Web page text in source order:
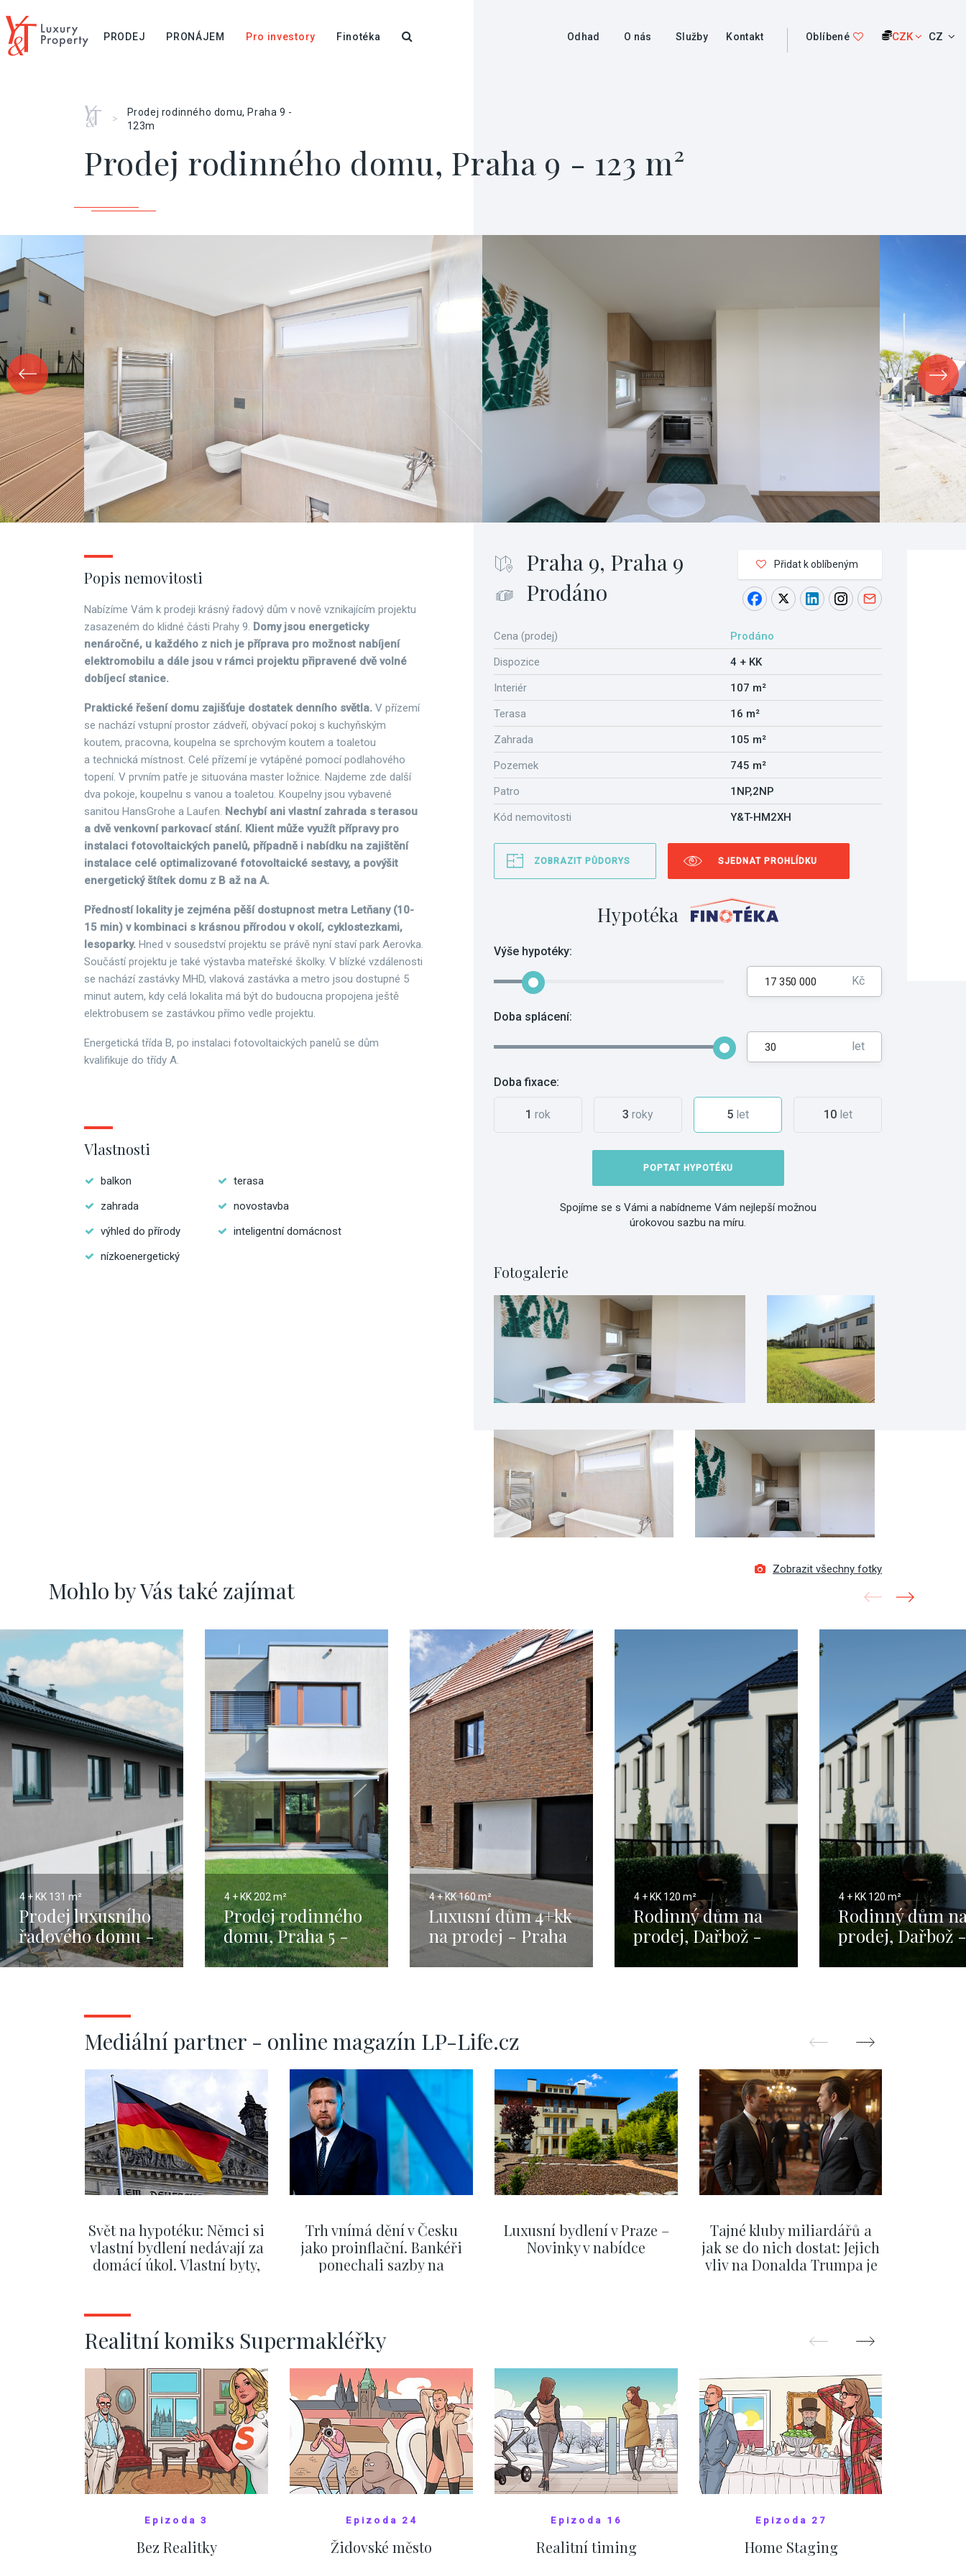
PRODEJ PRONÁJEM Pro investory Finotéka Odhad O nás Služby Kontakt Oblíbené CZK CZ
Home
>
Prodej rodinného domu, Praha 9 -
123m
Prodej rodinného domu, Praha 9 - 123 m²
Praha 9, Praha 9
Prodáno
Přidat k oblíbeným
Cena (prodej)
Prodáno
Dispozice
4 + KK
Interiér
107 m²
Terasa
16 m²
Zahrada
105 m²
Pozemek
745 m²
Patro
1NP,2NP
Kód nemovitosti
Y&T-HM2XH
ZOBRAZIT PŮDORYS SJEDNAT PROHLÍDKU
Hypotéka
Výše hypotéky:
Kč
Doba splácení:
let
Doba fixace:
1 rok 3 roky 5 let 10let
POPTAT HYPOTÉKU
Spojíme se s Vámi a nabídneme Vám nejlepší možnou
úrokovou sazbu na míru.
Fotogalerie
Zobrazit všechny fotky
Popis nemovitosti
Nabízíme Vám k prodeji krásný řadový dům v nově vznikajícím projektu
zasazeném do klidné části Prahy 9. Domy jsou energeticky
nenáročné, u každého z nich je příprava pro možnost nabíjení
elektromobilu a dále jsou v rámci projektu připravené dvě volné
dobíjecí stanice.
Praktické řešení domu zajišťuje dostatek denního světla. V přízemí
se nachází vstupní prostor zádveří, obývací pokoj s kuchyňským
koutem, pracovna, koupelna se sprchovým koutem a toaletou
a technická místnost. Celé přízemí je vytápěné pomocí podlahového
topení. V prvním patře je situována master ložnice. Najdeme zde další
dva pokoje, koupelnu s vanou a toaletou. Koupelny jsou vybavené
sanitou HansGrohe a Laufen. Nechybí ani vlastní zahrada s terasou
a dvě venkovní parkovací stání. Klient může využít přípravy pro
instalaci fotovoltaických panelů, případně i nabídku na zajištění
instalace celé optimalizované fotovoltaické sestavy, a povýšit
energetický štítek domu z B až na A.
Předností lokality je zejména pěší dostupnost metra Letňany (10-
15 min) v kombinaci s krásnou přírodou v okolí, cyklostezkami,
lesoparky. Hned v sousedství projektu se právě nyní staví park Aerovka.
Součástí projektu je také výstavba mateřské školky. V blízké vzdálenosti
se nachází zastávky MHD, vlaková zastávka a metro jsou dostupné 5
minut autem, kdy celá lokalita má být do budoucna propojena ještě
elektrobusem se zastávkou přímo vedle projektu.
Energetická třída B, po instalaci fotovoltaických panelů se dům
kvalifikuje do třídy A.
Vlastnosti
balkon
terasa
zahrada
novostavba
výhled do přírody
inteligentní domácnost
nízkoenergetický
Mohlo by Vás také zajímat
4 + KK 131 m²
Prodej luxusního
řadového domu -
131m²
4 + KK202 m²
Prodej rodinného
domu, Praha 5 -
Jinonice - 220m
4 + KK160 m²
Luxusní dům 4+kk
na prodej - Praha
5 - Jinonice, 160
4 + KK 120 m²
Rodinný dům na
prodej, Dařbož -
4 + KK 120 m²
Rodinný dům
prodej, Dařbož -
Mediální partner - online magazín LP-Life.cz
Svět na hypotéku: Němci si
vlastní bydlení nedávají za
domácí úkol. Vlastní byty,
Trh vnímá dění v Česku
jako proinflační. Bankéři
ponechali sazby na
Luxusní bydlení v Praze –
Novinky v nabídce
Tajné kluby miliardářů a
jak se do nich dostat: Jejich
vliv na Donalda Trumpa je
Realitní komiks Supermakléřky
Epizoda 3
Bez Realitky
Epizoda 24
Židovské město
Epizoda 16
Realitní timing
Epizoda 27
Home Staging